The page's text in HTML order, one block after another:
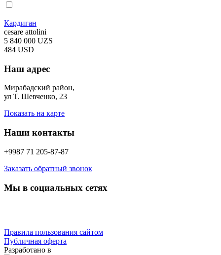
Кардиган
cesare attolini
5 840 000 UZS
484 USD
Наш адрес
Мирабадский район,
ул Т. Шевченко, 23
Показать на карте
Наши контакты
+9987 71 205-87-87
Заказать обратный звонок
Мы в социальных сетях
Правила пользования сайтом
Публичная оферта
Разработано в